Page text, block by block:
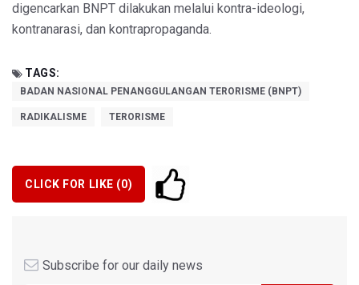
digencarkan BNPT dilakukan melalui kontra-ideologi,
kontranarasi, dan kontrapropaganda.
TAGS:
BADAN NASIONAL PENANGGULANGAN TERORISME (BNPT)
RADIKALISME TERORISME
CLICK FOR LIKE (0)
Subscribe for our daily news